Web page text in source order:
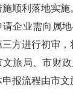
顺利落地实施
请企业需向属
方进行初审，
文旅局、市财
报流程由市文